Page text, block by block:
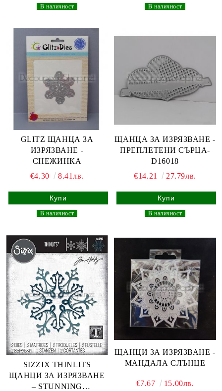
В наличност В наличност
GLITZ ЩАНЦА ЗА
ИЗРЯЗВАНЕ -
СНЕЖИНКА
€4.30
8.41лв.
В наличност
ЩАНЦА ЗА ИЗРЯЗВАНЕ -
ПРЕПЛЕТЕНИ СЪРЦА-
D16018
€14.21
27.79лв.
В наличност
SIZZIX THINLITS
ЩАНЦИ ЗА ИЗРЯЗВАНЕ
– STUNNING
ЩАНЦИ ЗА ИЗРЯЗВАНЕ -
МАНДАЛА СЛЪНЦЕ
€7.67 15.00лв.